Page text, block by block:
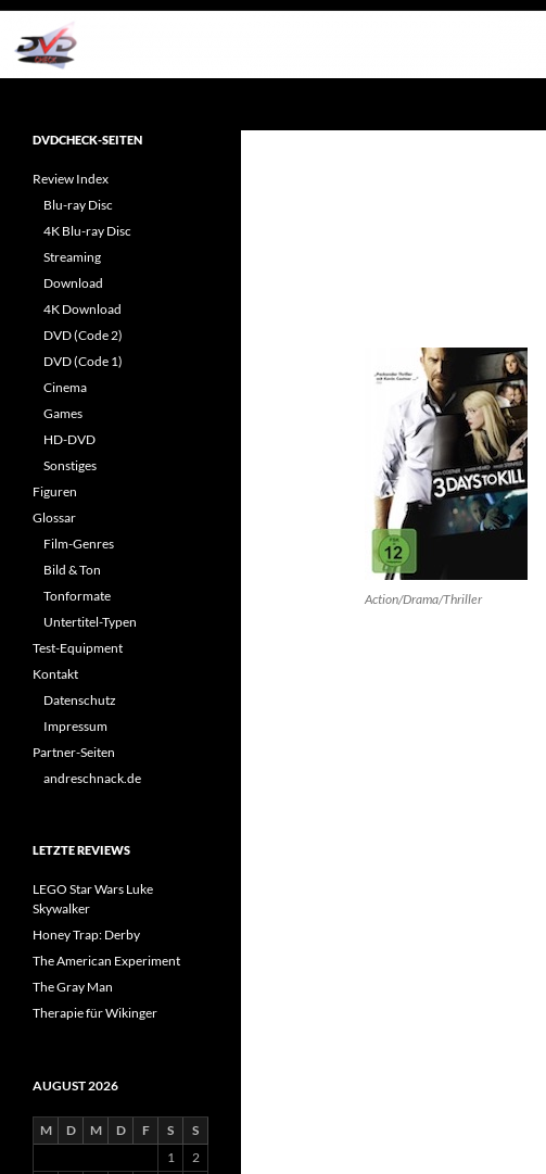
Zum
Inhalt
springen
Action/Drama/Thriller
Reviews rund ums Heimkino &
DVDCHECK-SEITEN
Review Index
Blu-ray Disc
4K Blu-ray Disc
Streaming
Download
4K Download
DVD (Code 2)
DVD (Code 1)
Cinema
Games
HD-DVD
Sonstiges
Figuren
Glossar
Film-Genres
Bild & Ton
Tonformate
Untertitel-Typen
Test-Equipment
Kontakt
Datenschutz
Impressum
Partner-Seiten
andreschnack.de
LETZTE REVIEWS
LEGO Star Wars Luke
Skywalker
Honey Trap: Derby
The American Experiment
The Gray Man
Therapie für Wikinger
AUGUST 2026
M D M D F S
S
1
2